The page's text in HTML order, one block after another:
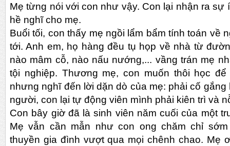
Mẹ từng nói với con như vậy. Con lại nhận ra sự
hề nghĩ cho mẹ.
Buổi tối, con thấy mẹ ngồi lẩm bẩm tính toán về
tới. Anh em, họ hàng đều tụ họp về nhà từ
nào mâm cỗ, nào nấu nướng,... vầng trán mẹ
tội nghiệp. Thương mẹ, con muốn thôi học
nhưng nghĩ đến lời dặn dò của mẹ: phải cố
người, con lại tự động viên mình phải kiên trì và
Con bây giờ đã là sinh viên năm cuối của một
Mẹ vẫn cần mẫn như con ong chăm chỉ
thuyền gia đình vượt qua mọi chênh chao. Mẹ